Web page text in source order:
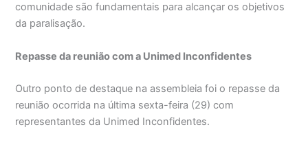
comunidade são fundamentais para alcançar os objetivos
da paralisação.
Repasse da reunião com a Unimed Inconfidentes
Outro ponto de destaque na assembleia foi o repasse da
reunião ocorrida na última sexta-feira (29) com
representantes da Unimed Inconfidentes.